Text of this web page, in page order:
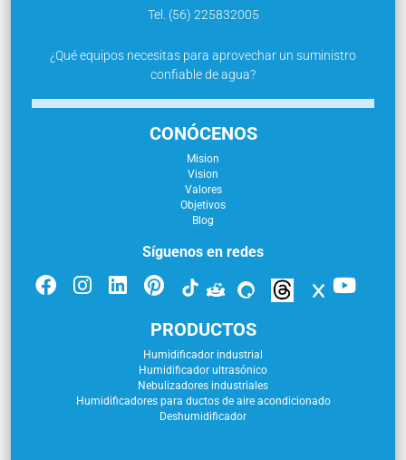
Tel. (56) 225832005
¿Qué equipos necesitas para aprovechar un suministro
confiable de agua?
CONÓCENOS
Mision
Vision
Valores
Objetivos
Blog
Síguenos en redes
PRODUCTOS
Humidificador industrial
Humidificador ultrasónico
Nebulizadores industriales
Humidificadores para ductos de aire acondicionado
Deshumidificador